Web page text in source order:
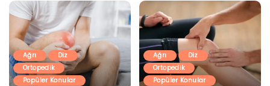
Ağrı
Diz
Ortopedik
Popüler Konular
Ağrı
Diz
Ortopedik
Popüler Konular